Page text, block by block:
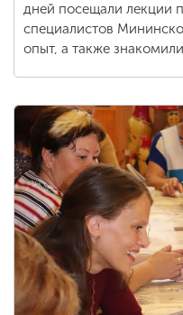
дней посещали лекции
специалистов
опыт, а также